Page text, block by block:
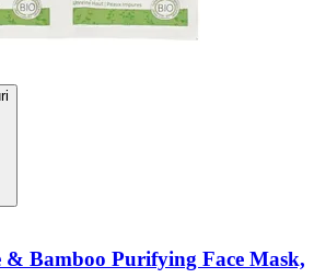
& Bamboo Purifying Face Mask,